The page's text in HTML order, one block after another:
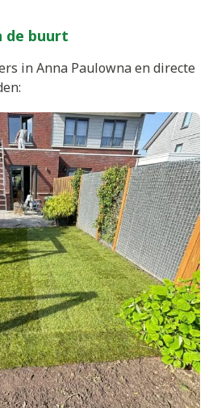
de buurt
in Anna Paulowna en directe